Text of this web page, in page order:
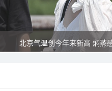
北京气温创今年来新高 焖蒸